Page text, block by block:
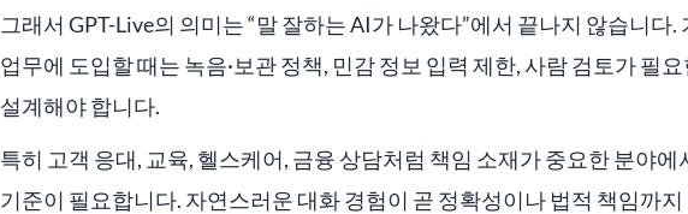
그래서 GPT-Live의 의미는 “말 잘하는 AI가 나왔다”에서 끝나지 않습니다.
업무에 도입할 때는 녹음·보관 정책, 민감 정보 입력 제한, 사람 검토가 필
설계해야 합니다.
특히 고객 응대, 교육, 헬스케어, 금융 상담처럼 책임 소재가 중요한 분야에
기준이 필요합니다. 자연스러운 대화 경험이 곧 정확성이나 법적 책임까